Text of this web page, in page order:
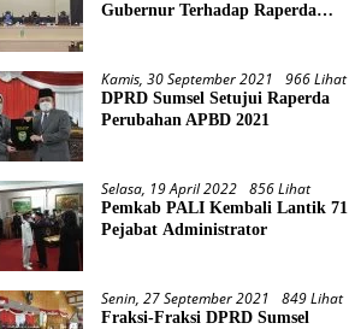
Gubernur Terhadap Raperda
Kamis, 30 September 2021 966 Lihat
DPRD Sumsel Setujui Raperda
Perubahan APBD 2021
Selasa, 19 April 2022 856 Lihat
Pemkab PALI Kembali Lantik 71
Pejabat Administrator
Senin, 27 September 2021 849 Lihat
Fraksi-Fraksi DPRD Sumsel